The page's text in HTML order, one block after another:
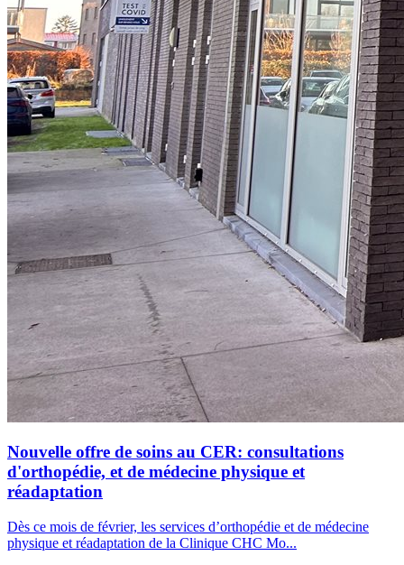
Nouvelle offre de soins au CER: consultations
d'orthopédie, et de médecine physique et
réadaptation
Dès ce mois de février, les services d’orthopédie et de médecine
physique et réadaptation de la Clinique CHC Mo...